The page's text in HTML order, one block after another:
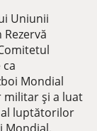
Uniunii
Mondial
militar și a luat
al luptătorilor